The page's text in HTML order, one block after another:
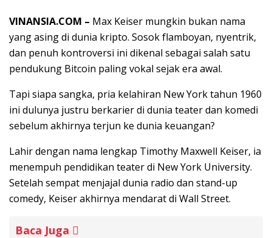
VINANSIA.COM – Max Keiser mungkin bukan nama
yang asing di dunia kripto. Sosok flamboyan, nyentrik,
dan penuh kontroversi ini dikenal sebagai salah satu
pendukung Bitcoin paling vokal sejak era awal.
Tapi siapa sangka, pria kelahiran New York tahun 1960
ini dulunya justru berkarier di dunia teater dan komedi
sebelum akhirnya terjun ke dunia keuangan?
Lahir dengan nama lengkap Timothy Maxwell Keiser, ia
menempuh pendidikan teater di New York University.
Setelah sempat menjajal dunia radio dan stand-up
comedy, Keiser akhirnya mendarat di Wall Street.
Baca Juga